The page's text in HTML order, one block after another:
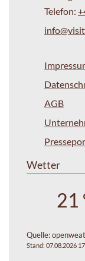
Telefon:
AGB
Wetter
21
Quelle:
Stand: 07.08.2026